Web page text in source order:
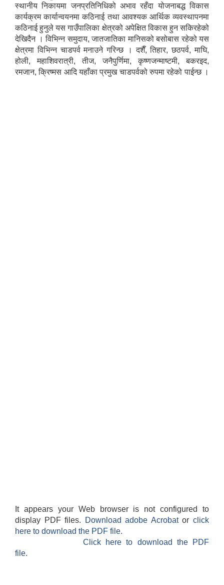
स्थानीय निकायमा जनप्रतिनिधिको अभाव रहँदा योजनाबद्ध विकास
कार्यक्रम कार्यान्वयनमा कठिनाई तथा आवश्यक आर्थिक व्यवस्थापनमा
कठिनाई हुनुले यस गाउँपालिका क्षेत्रको अपेक्षित विकास हुन सकिरहेको
देखिदैन । विभिन्न समुदाय, जातजातिका मानिसको बसोबास रहेको यस
क्षेत्रमा विभिन्न चाडपर्व मनाउने गरिन्छ । दशैँ, तिहार, छठपर्व, माघि,
होली, महाशिवरात्री, तीज, जनैपुर्णिमा, कृष्णजन्माष्टमी, बकरइद,
रमजान, क्रिष्मस आदि यहाँका प्रमुख चाडपर्वको रुपमा रहेको पाईन्छ ।
It appears your Web browser is not configured to
display PDF files.
Download adobe Acrobatorclick
here to download the PDF file.
Click here to download the PDF
file.